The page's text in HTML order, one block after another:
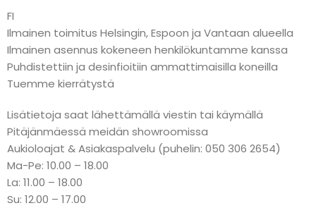
FI
Ilmainen toimitus Helsingin, Espoon ja Vantaan alueella
Ilmainen asennus kokeneen henkilökuntamme kanssa
Puhdistettiin ja desinfioitiin ammattimaisilla koneilla
Tuemme kierrätystä
Lisätietoja saat lähettämällä viestin tai käymällä
Pitäjänmäessä meidän showroomissa
Aukioloajat & Asiakaspalvelu (puhelin: 050 306 2654)
Ma-Pe: 10.00 – 18.00
La: 11.00 – 18.00
Su: 12.00 – 17.00